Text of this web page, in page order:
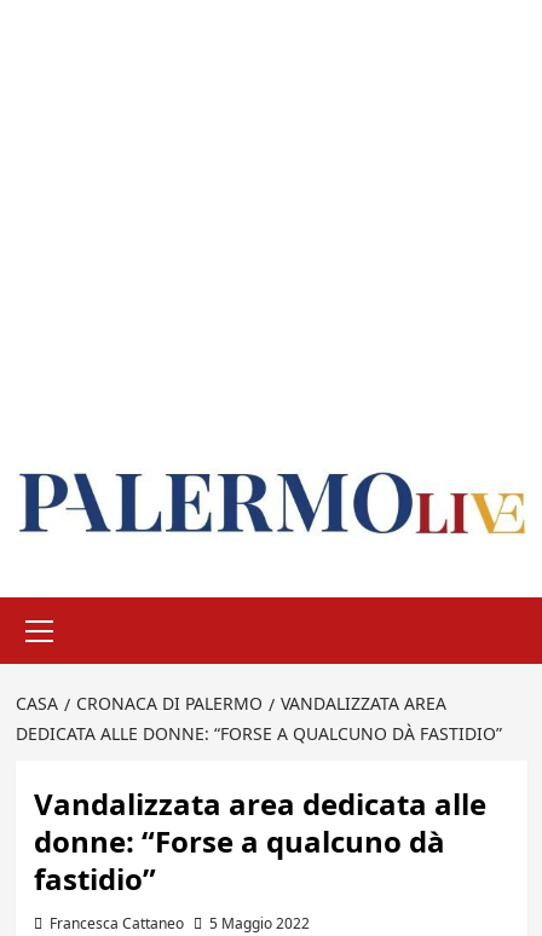
principale
CASA CRONACA DI PALERMO
VANDALIZZATA AREA
DEDICATA ALLE DONNE: “FORSE A QUALCUNO DÀ FASTIDIO”
Vandalizzata area dedicata alle
donne: “Forse a qualcuno dà
fastidio”
Francesca Cattaneo 5 Maggio 2022